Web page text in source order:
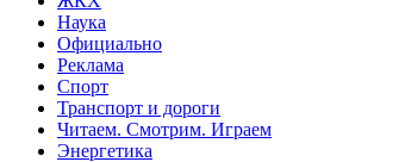
Наука
Официально
Реклама
Спорт
Транспорт и дороги
Читаем. Смотрим. Играем
Энергетика